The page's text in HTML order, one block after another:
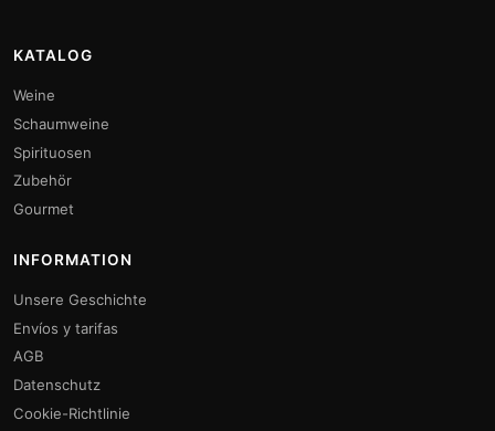
KATALOG
Weine
Schaumweine
Spirituosen
Zubehör
Gourmet
INFORMATION
Unsere Geschichte
Envíos y tarifas
AGB
Datenschutz
Cookie-Richtlinie